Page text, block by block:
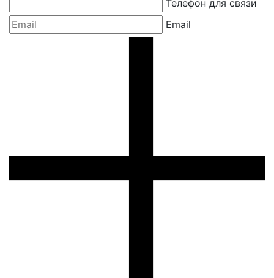
Телефон для связи
Email